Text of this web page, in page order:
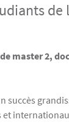
de
master 2,
succès